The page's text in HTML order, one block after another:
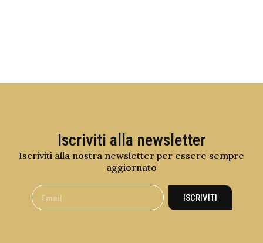
Iscriviti alla newsletter
Iscriviti alla nostra newsletter per essere sempre
aggiornato
ISCRIVITI